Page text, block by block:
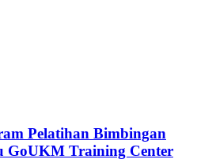
Pelatihan Bimbingan
GoUKM Training Center